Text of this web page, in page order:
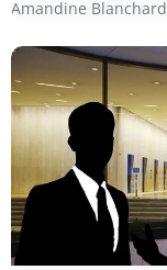
Amandine Blanchard